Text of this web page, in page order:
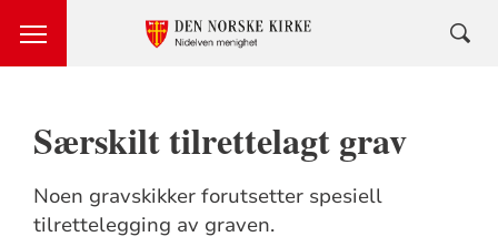
Særskilt tilrettelagt grav
Noen gravskikker forutsetter spesiell
tilrettelegging av graven.